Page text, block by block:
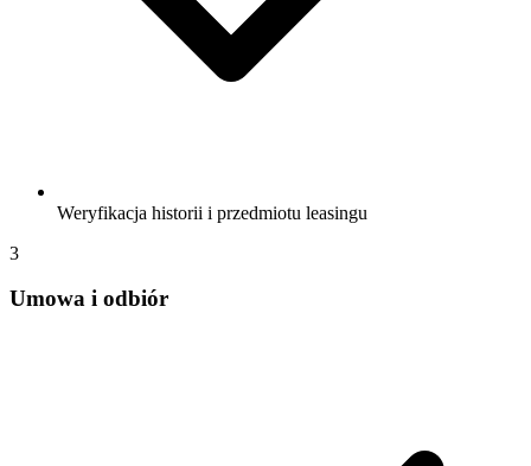
Weryfikacja historii i przedmiotu leasingu
3
Umowa i odbiór